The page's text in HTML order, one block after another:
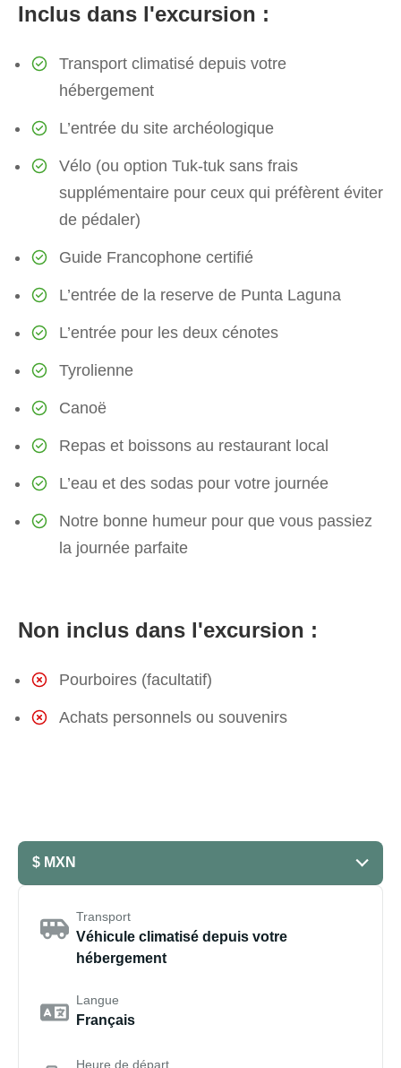
Inclus dans l'excursion :
Transport climatisé depuis votre
hébergement
L’entrée du site archéologique
Vélo (ou option Tuk-tuk sans frais
supplémentaire pour ceux qui préfèrent éviter
de pédaler)
Guide Francophone certifié
L’entrée de la reserve de Punta Laguna
L’entrée pour les deux cénotes
Tyrolienne
Canoë
Repas et boissons au restaurant local
L’eau et des sodas pour votre journée
Notre bonne humeur pour que vous passiez
la journée parfaite
Non inclus dans l'excursion :
Pourboires (facultatif)
Achats personnels ou souvenirs
$ MXN
Transport
Véhicule climatisé depuis votre
hébergement
Langue
Français
Heure de départ